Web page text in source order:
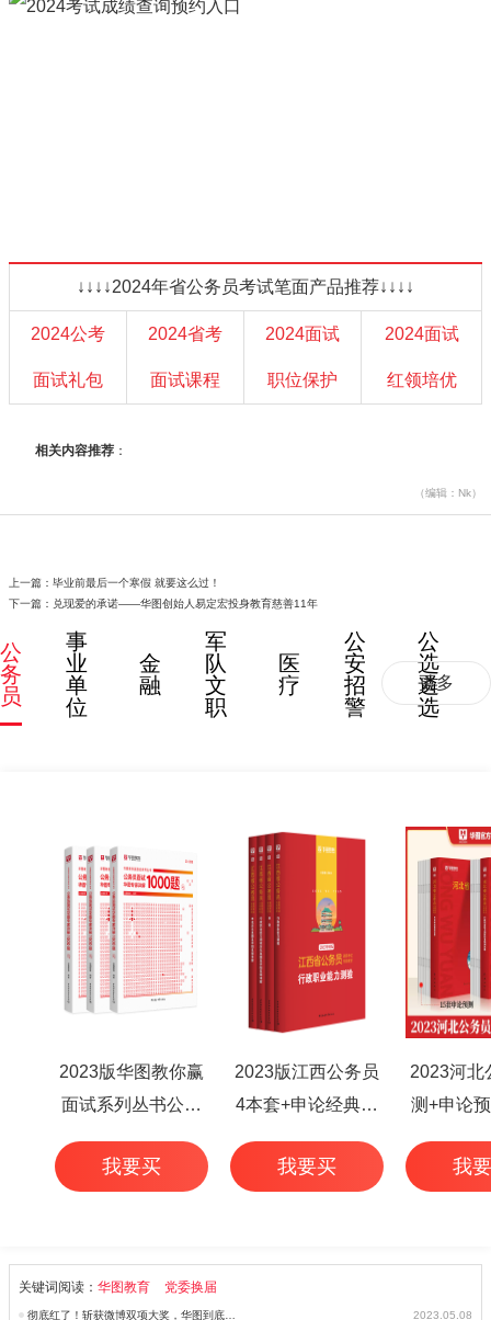
↓↓↓↓2024年省公务员考试笔面产品推荐↓↓↓↓
2024公考
面试礼包
2024省考
面试课程
2024面试
职位保护
2024面试
红领培优
相关内容推荐 ：
（编辑：Nk）
上一篇： 毕业前最后一个寒假 就要这么过！
下一篇： 兑现爱的承诺——华图创始人易定宏投身教育慈善11年
公
务
员
事
业
单
位
金
融
军
队
文
职
医
疗
公
安
招
警
公
选
遴
选
更多
2023版华图教你赢
面试系列丛书公务
员面试华图专家详
解1000题（3本
我要买
2023版江西公务员
4本套+申论经典范
文50篇+行测高频考
点 6本
我要买
2023河北
测+申论
本
我
关键词阅读： 华图教育 党委换届
2023.05.08